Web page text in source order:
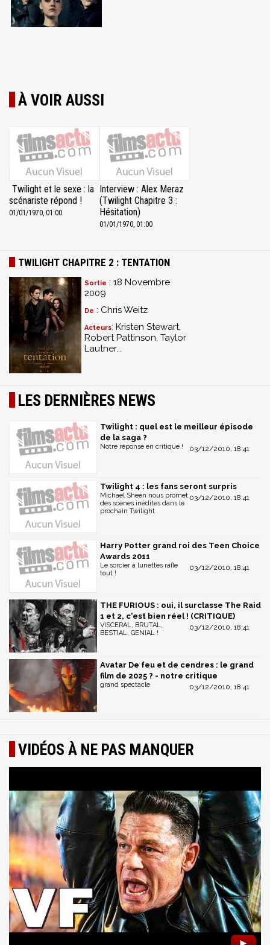
À VOIR AUSSI
Twilight et le sexe : la
scénariste répond !
01/01/1970, 01:00
Interview : Alex Meraz
(Twilight Chapitre 3 :
Hésitation)
01/01/1970, 01:00
TWILIGHT CHAPITRE 2 : TENTATION
Sortie : 18 Novembre
2009
De : Chris Weitz
Acteurs: Kristen Stewart,
Robert Pattinson, Taylor
Lautner...
LES DERNIÈRES NEWS
Twilight : quel est le meilleur épisode
de la saga ?
03/12/2010, 18:41
Notre réponse en critique !
Twilight 4 : les fans seront surpris
03/12/2010, 18:41
Michael Sheen nous promet
des scènes inédites dans le
prochain Twilight
Harry Potter grand roi des Teen Choice
Awards 2011
03/12/2010, 18:41
Le sorcier à lunettes rafle
tout !
THE FURIOUS : oui, il surclasse The Raid
1 et 2, c'est bien réel ! (CRITIQUE)
03/12/2010, 18:41
VISCERAL, BRUTAL,
BESTIAL, GENIAL !
Avatar De feu et de cendres : le grand
film de 2025 ? - notre critique
03/12/2010, 18:41
grand spectacle
VIDÉOS À NE PAS MANQUER